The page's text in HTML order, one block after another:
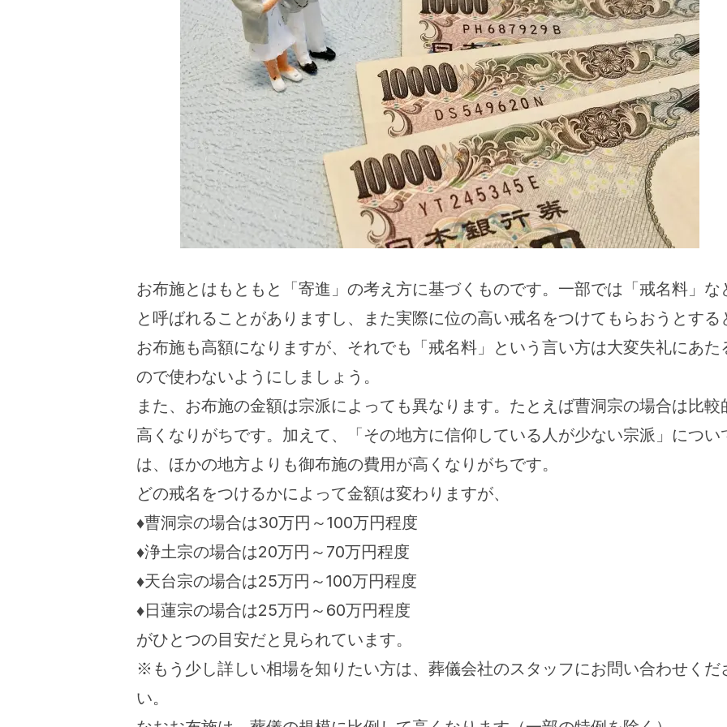
お布施とはもともと「寄進」の考え方に基づくものです。一部では「戒名料」な
と呼ばれることがありますし、また実際に位の高い戒名をつけてもらおうとする
お布施も高額になりますが、それでも「戒名料」という言い方は大変失礼にあた
ので使わないようにしましょう。
また、お布施の金額は宗派によっても異なります。たとえば曹洞宗の場合は比較
高くなりがちです。加えて、「その地方に信仰している人が少ない宗派」につい
は、ほかの地方よりも御布施の費用が高くなりがちです。
どの戒名をつけるかによって金額は変わりますが、
♦曹洞宗の場合は30万円～100万円程度
♦浄土宗の場合は20万円～70万円程度
♦天台宗の場合は25万円～100万円程度
♦日蓮宗の場合は25万円～60万円程度
がひとつの目安だと見られています。
※もう少し詳しい相場を知りたい方は、葬儀会社のスタッフにお問い合わせくだ
い。